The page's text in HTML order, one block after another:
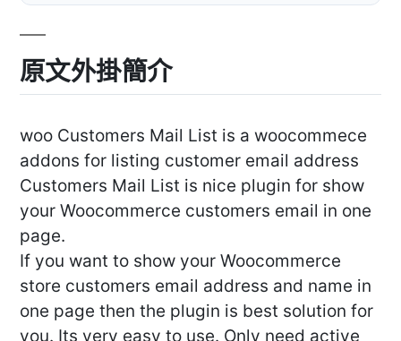
原文外掛簡介
woo Customers Mail List is a woocommece
addons for listing customer email address
Customers Mail List is nice plugin for show
your Woocommerce customers email in one
page.
If you want to show your Woocommerce
store customers email address and name in
one page then the plugin is best solution for
you. Its very easy to use. Only need active